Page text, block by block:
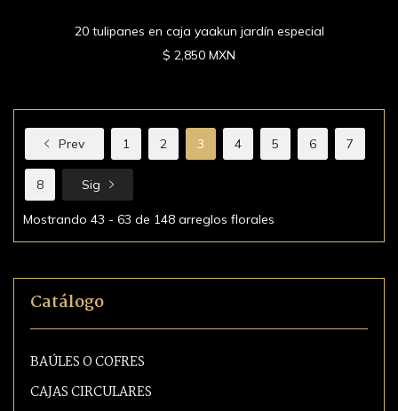
20 tulipanes en caja yaakun jardín especial
$ 2,850 MXN
Prev 1 2 3 4 5 6 7
8 Sig
Mostrando 43 - 63 de 148 arreglos florales
Catálogo
BAÚLES O COFRES
CAJAS CIRCULARES